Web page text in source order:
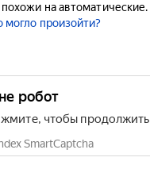
на автоматические.
могло произойти?
Я не робот
чтобы продолжить
SmartCaptcha